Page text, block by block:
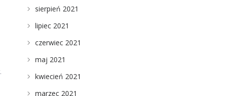
sierpień 2021
lipiec 2021
czerwiec 2021
maj 2021
kwiecień 2021
marzec 2021